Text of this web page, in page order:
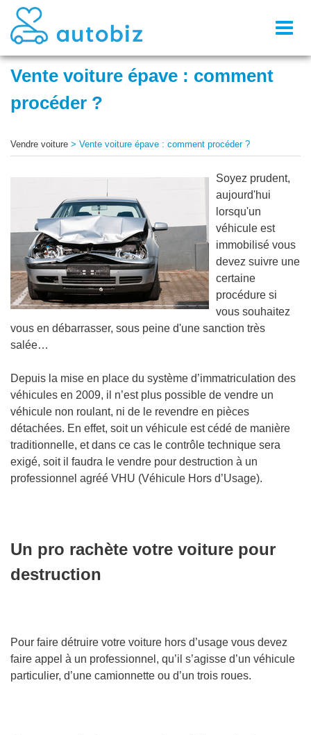
Vente voiture épave : comment
procéder ?
Vendre voiture > Vente voiture épave : comment procéder ?
Soyez prudent,
aujourd'hui
lorsqu'un
véhicule est
immobilisé vous
devez suivre une
certaine
procédure si
vous souhaitez
vous en débarrasser, sous peine d'une sanction très
salée…
Depuis la mise en place du système d’immatriculation des
véhicules en 2009, il n’est plus possible de vendre un
véhicule non roulant, ni de le revendre en pièces
détachées. En effet, soit un véhicule est cédé de manière
traditionnelle, et dans ce cas le contrôle technique sera
exigé, soit il faudra le vendre pour destruction à un
professionnel agréé VHU (Véhicule Hors d’Usage).
Un pro rachète votre voiture pour
destruction
Pour faire détruire votre voiture hors d’usage vous devez
faire appel à un professionnel, qu’il s’agisse d’un véhicule
particulier, d’une camionnette ou d’un trois roues.